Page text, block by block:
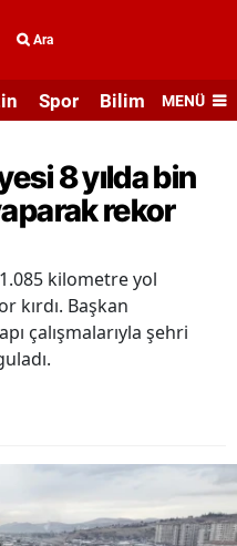
Ara
Spor Bilim veMENÜ
8 yılda bin
rekor
kilometre yol
kırdı. Başkan
çalışmalarıyla şehri